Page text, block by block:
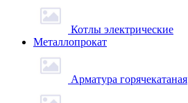
Котлы электрические
Металлопрокат
Арматура горячекатаная